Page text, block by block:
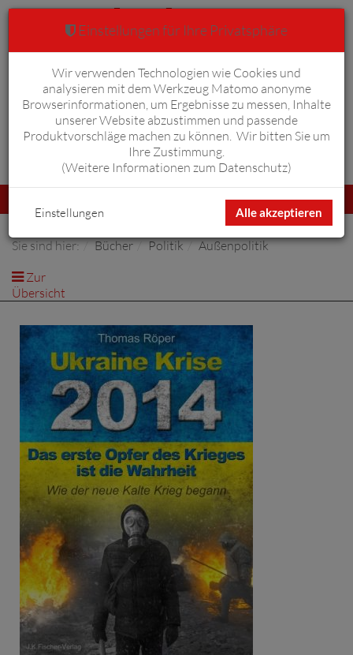
Anmelden Warenkorb 0
umschalten
Sie sind hier: Bücher Politik
Außenpolitik
Zur
Übersicht
Einstellungen für Ihre Privatsphäre
Wir verwenden Technologien wie Cookies und
analysieren mit dem Werkzeug Matomo anonyme
Browserinformationen, um Ergebnisse zu messen, Inhalte
unserer Website abzustimmen und passende
Produktvorschläge machen zu können. Wir bitten Sie um
Ihre Zustimmung.
(Weitere Informationen zum Datenschutz)
Alle akzeptieren
Einstellungen